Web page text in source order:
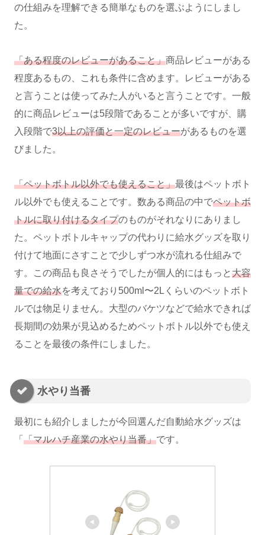
の仕組みを理解できる簡単なものを選ぶようにしまし
た。
「ある程度のレビューがあること」商品レビューがある
程度あるもの、これも条件に含めます。レビューがある
と言うことは使ってみた人がいると言うことです。一般
的に商品レビューは5段階であることが多いですが、購
入段階で3以上の評価と一定のレビューがあるものを選
びました。
「ペットボトル以外でも使えること」最後はペットボト
ル以外でも使えることです。数ある商品の中でペットボ
トルに取り付けるタイプのものがそれなりにありまし
た。ペットボトルキャップの代わりに給水グッズを取り
付けて地面にさすことで少しずつ水が流れる仕組みで
す。この商品も良さそうでしたが個人的にはもっと大容
量での給水を考えており500ml〜2Lくらいのペットボト
ルでは物足りません。大型のバケツなどで給水できれば
長期間の効果が見込めるためペットボトル以外でも使え
ることを最後の条件にしました。
水やり当番
最初にも紹介しましたが今回選んだ自動給水グッズは
「 「マルハチ産業の水やり当番」です。